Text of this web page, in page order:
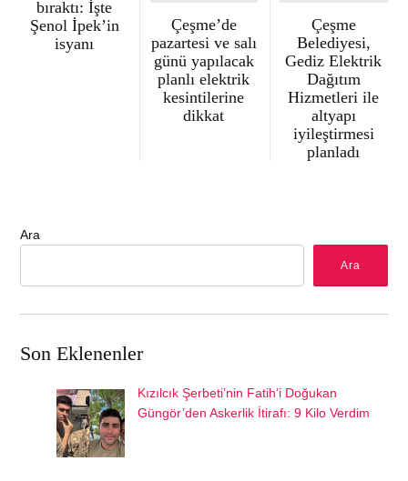
bıraktı: İşte
Şenol İpek’in
isyanı
Çeşme’de
pazartesi ve salı
günü yapılacak
planlı elektrik
kesintilerine
dikkat
Çeşme
Belediyesi,
Gediz Elektrik
Dağıtım
Hizmetleri ile
altyapı
iyileştirmesi
planladı
Ara
Ara
Son Eklenenler
Kızılcık Şerbeti’nin Fatih’i Doğukan
Güngör’den Askerlik İtirafı: 9 Kilo Verdim